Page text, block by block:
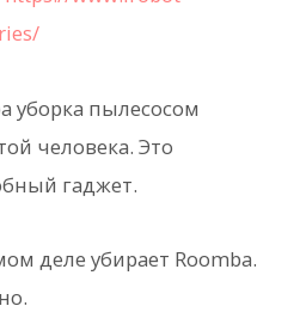
уборка пылесосом
человека. Это
гаджет.
деле убирает Roomba.